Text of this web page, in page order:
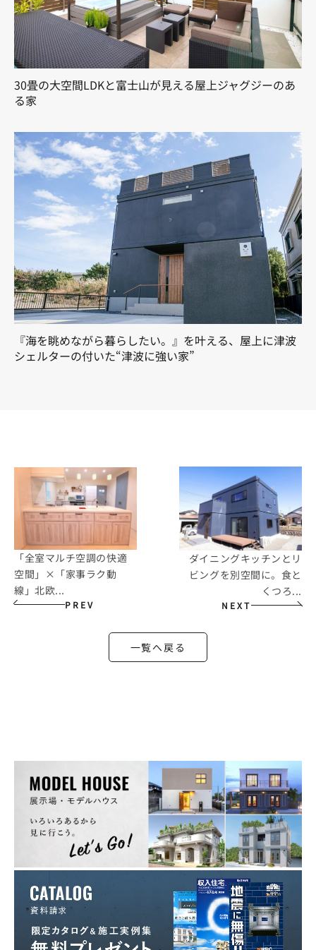
30畳の大空間LDKと富士山が見える屋上ジャグジーのあ
る家
『海を眺めながら暮らしたい。』を叶える、屋上に津波
シェルターの付いた“津波に強い家”
「全室マルチ空調の快適
空間」×「家事ラク動
線」北欧...
PREV
一覧へ戻る
ダイニングキッチンとリ
ビングを別空間に。食と
くつろ...
NEXT